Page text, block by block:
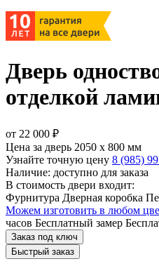
Дверь
отделкой
от 22 000 ₽
Цена за дверь 2050 x 800 мм
Узнайте точную цену 8 (985)
Наличие: доступно для заказа
В стоимость двери входит:
Фурнитура Дверная коробка
Можем изготовить в любом
часов Бесплатный замер
Заказ под ключ
Быстрый заказ